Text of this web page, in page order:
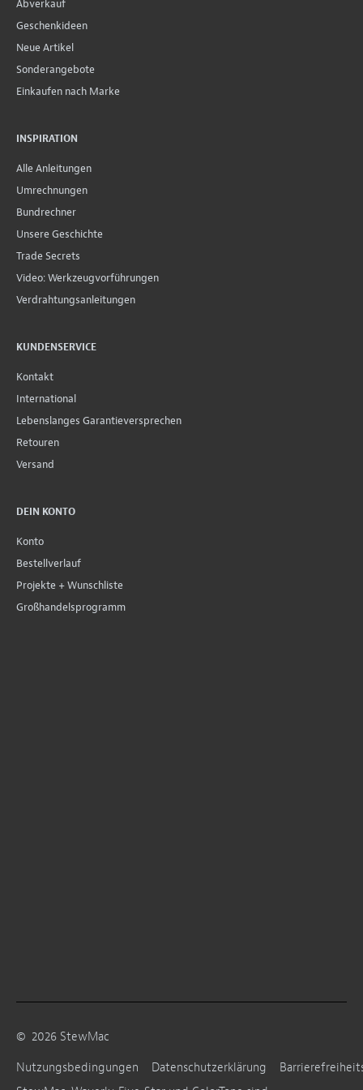
Abverkauf
Geschenkideen
Neue Artikel
Sonderangebote
Einkaufen nach Marke
INSPIRATION
Alle Anleitungen
Umrechnungen
Bundrechner
Unsere Geschichte
Trade Secrets
Video: Werkzeugvorführungen
Verdrahtungsanleitungen
KUNDENSERVICE
Kontakt
International
Lebenslanges Garantieversprechen
Retouren
Versand
DEIN KONTO
Konto
Bestellverlauf
Projekte + Wunschliste
Großhandelsprogramm
© 2026 StewMac
Nutzungsbedingungen
Datenschutzerklärung